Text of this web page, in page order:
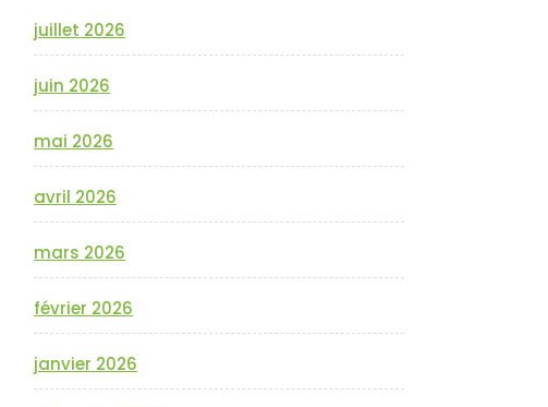
juillet 2026
juin 2026
mai 2026
avril 2026
mars 2026
février 2026
janvier 2026